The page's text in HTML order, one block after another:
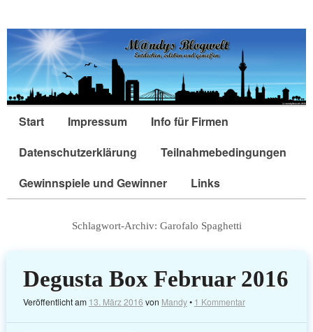
Start Impressum
Info für Firmen
Datenschutzerklärung
Teilnahmebedingungen
Gewinnspiele und Gewinner
Links
Schlagwort-Archiv: Garofalo Spaghetti
Degusta Box Februar 2016
Veröffentlicht am 13. März 2016 von Mandy• 1 Kommentar